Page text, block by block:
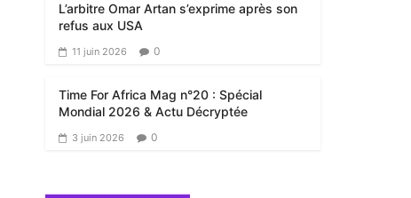
L’arbitre Omar Artan s’exprime après son
refus aux USA
11 juin 2026 0
Time For Africa Mag n°20 : Spécial
Mondial 2026 & Actu Décryptée
3 juin 2026 0